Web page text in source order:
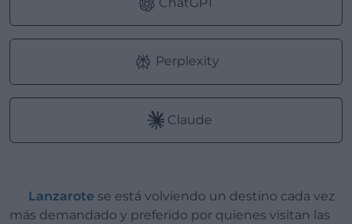
Perplexity
Claude
Lanzarote se está volviendo un destino cada vez
más demandado y preferido por quienes visitan las